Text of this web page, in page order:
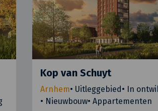
Kop van Schuyt
Arnhem• Uitleggebied• In
• Nieuwbouw• Appartementen